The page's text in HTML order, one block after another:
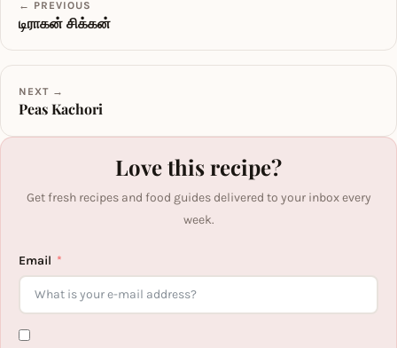
← PREVIOUS
டிராகன் சிக்கன்
NEXT →
Peas Kachori
Love this recipe?
Get fresh recipes and food guides delivered to your inbox every
week.
Email